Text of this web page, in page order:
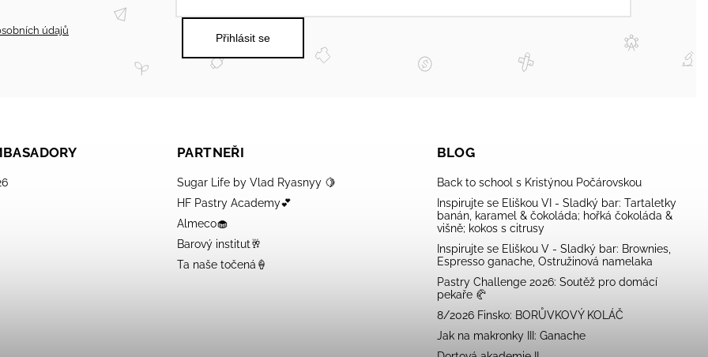
údajů
Přihlásit se
PARTNEŘI
Sugar Life by Vlad Ryasnyy 🍋
HF Pastry Academy💕
Almeco🧁
Barový institut🥂
Ta naše točená🍦
BLOG
Back to school s Kristýnou Počárovskou
Inspirujte se Eliškou VI - Sladký bar: Tartaletky
banán, karamel & čokoláda; hořká čokoláda &
višně; kokos s citrusy
Inspirujte se Eliškou V - Sladký bar: Brownies,
Espresso ganache, Ostružinová namelaka
Pastry Challenge 2026: Soutěž pro domácí
pekaře 🥐
8/2026 Finsko: BORŮVKOVÝ KOLÁČ
Jak na makronky III: Ganache